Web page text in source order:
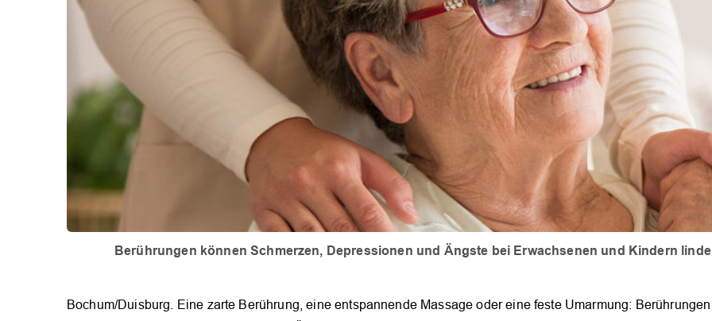
Berührungen können Schmerzen, Depressionen und Ängste bei Erwachsenen und Kindern
Bochum/Duisburg. Eine zarte Berührung, eine entspannende Massage oder eine feste Umarmung: Berührungen